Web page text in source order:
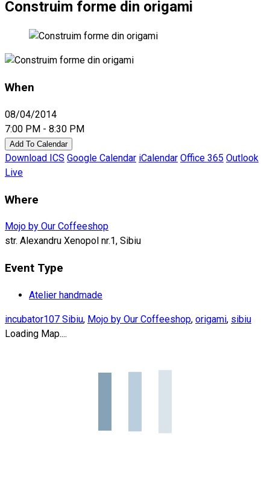
Construim forme din origami
When
08/04/2014
7:00 PM - 8:30 PM
Add To Calendar
Download ICS Google Calendar iCalendar Office 365 Outlook
Live
Where
Mojo by Our Coffeeshop
str. Alexandru Xenopol nr.1, Sibiu
Event Type
Atelier handmade
incubator107 Sibiu, Mojo by Our Coffeeshop, origami, sibiu
Loading Map....